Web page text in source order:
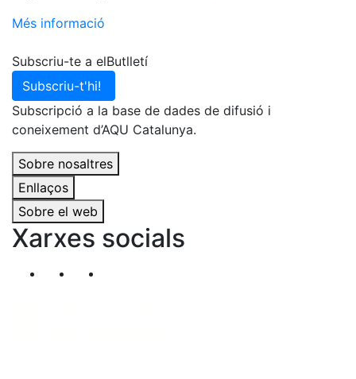
Més informació
Subscriu-te a elButlletí
Subscriu-t'hi!
Subscripció a la base de dades de difusió i
coneixement d’AQU Catalunya.
Sobre nosaltres
Enllaços
Sobre el web
Xarxes socials
Segueix-nos al nostre canal de Twitter